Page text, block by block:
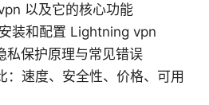
以及它的核心功能
装和配置 Lightning vpn
保护原理与常见错误
：速度、安全性、价格、可用